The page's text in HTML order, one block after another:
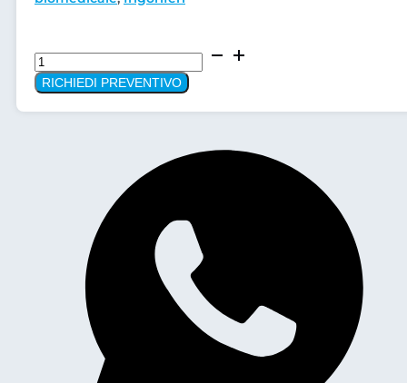
Frigorifero
pannello
Solare
RICHIEDI PREVENTIVO